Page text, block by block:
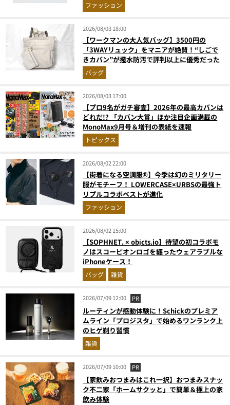
ファッション
2026/08/03 18:00
【ワークマンの大人気バッグ】3500円の
「3WAYリュック」をマニアが絶賛！“しごで
きカバン”が撥水防汚で評判以上に優秀だった
バッグ
2026/08/03 17:00
【プロ9名がガチ審査】2026年の最高カバンは
どれだ!? 「カバン大賞」ほか注目企画満載の
MonoMax9月号＆増刊の表紙を速報
トピックス
2026/08/02 22:00
【街着になる空調服®】今季は幻のミリタリー
服がモチーフ！ LOWERCASE×URBSの最強ト
リプルコラボベストが進化
ファッション
2026/08/02 15:00
【SOPHNET. × objcts.io】待望の初コラボモ
ノはスコーピオンロゴを纏ったウェアラブルな
iPhoneケース！
バッグ 雑貨
2026/07/09 12:00 PR
ルーティンが感動体験に！Schickのプレミア
ムライン「プロジスタ」で始めるワンランク上
のヒゲ剃り習慣
雑貨
2026/07/09 10:00 PR
【家飲みおつまみはこれ一択】おつまみスナッ
ク不二家「ホームサクッと」で簡単＆極上の家
飲み体験